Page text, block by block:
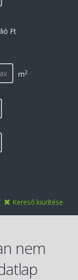
Ft
m2
Kereső kiürítése
nem